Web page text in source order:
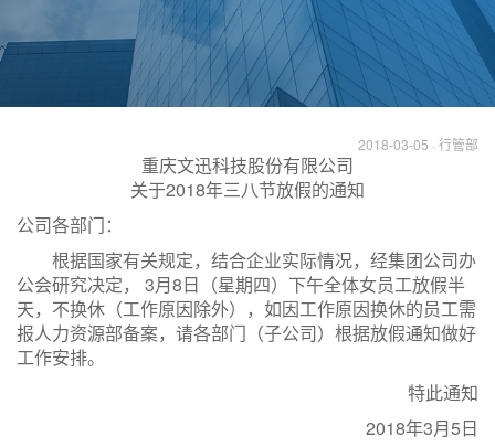
2018-03-05 行管部
重庆文迅科技股份有限公司
关于2018年三八节放假的通知
公司各部门：
根据国家有关规定，结合企业实际情况，经集团公司办
公会研究决定， 3月8日（星期四）下午全体女员工放假半
天，不换休（工作原因除外），如因工作原因换休的员工需
报人力资源部备案，请各部门（子公司）根据放假通知做好
工作安排。
特此通知
2018年3月5日